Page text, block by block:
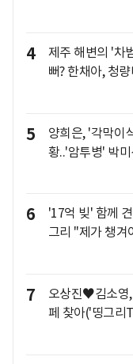
4
제주 해변의 '차
뻐? 한채아, 청
5
양희은, '각막이
황..'암투병' 박
6
'17억 빚' 함께
그리 "제가 챙겨
7
오상진♥김소영,
페 찾아('띵그리